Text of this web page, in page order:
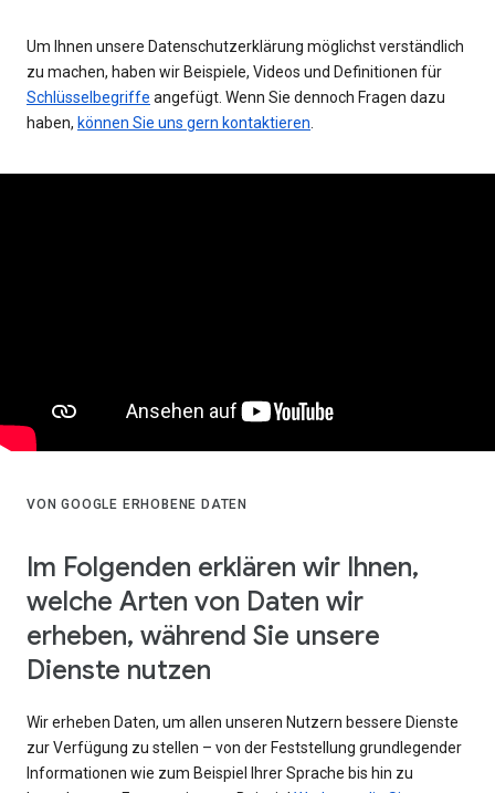
Um Ihnen unsere Datenschutzerklärung möglichst verständlich
zu machen, haben wir Beispiele, Videos und Definitionen für
Schlüsselbegriffe angefügt. Wenn Sie dennoch Fragen dazu
haben, können Sie uns gern kontaktieren
VON GOOGLE ERHOBENE DATEN
Im Folgenden erklären wir Ihnen,
welche Arten von Daten wir
erheben, während Sie unsere
Dienste nutzen
Wir erheben Daten, um allen unseren Nutzern bessere Dienste
zur Verfügung zu stellen – von der Feststellung grundlegender
Informationen wie zum Beispiel Ihrer Sprache bis hin zu